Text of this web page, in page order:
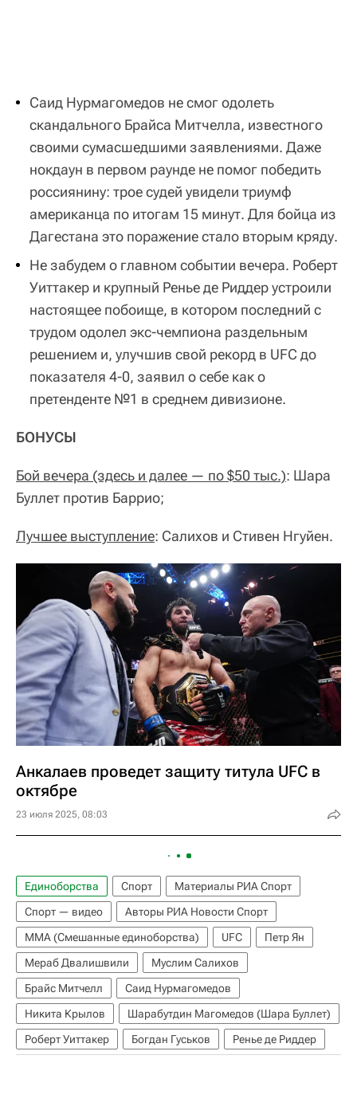
Саид Нурмагомедов не смог одолеть
скандального Брайса Митчелла, известного
своими сумасшедшими заявлениями. Даже
нокдаун в первом раунде не помог победить
россиянину: трое судей увидели триумф
американца по итогам 15 минут. Для бойца из
Дагестана это поражение стало вторым кряду.
Не забудем о главном событии вечера. Роберт
Уиттакер и крупный Ренье де Риддер устроили
настоящее побоище, в котором последний с
трудом одолел экс-чемпиона раздельным
решением и, улучшив свой рекорд в UFC до
показателя 4-0, заявил о себе как о
претенденте №1 в среднем дивизионе.
БОНУСЫ
Бой вечера (здесь и далее — по $50 тыс.): Шара
Буллет против Баррио;
Лучшее выступление: Салихов и Стивен Нгуйен.
Анкалаев проведет защиту титула UFC в
октябре
23 июля 2025, 08:03
Единоборства Спорт
Материалы РИА Спорт
Спорт — видео
Авторы РИА Новости Спорт
ММА (Смешанные единоборства)
UFC
Петр Ян
Мераб Двалишвили
Муслим Салихов
Брайс Митчелл
Саид Нурмагомедов
Никита Крылов
Шарабутдин Магомедов (Шара Буллет)
Роберт Уиттакер
Богдан Гуськов Ренье де Риддер